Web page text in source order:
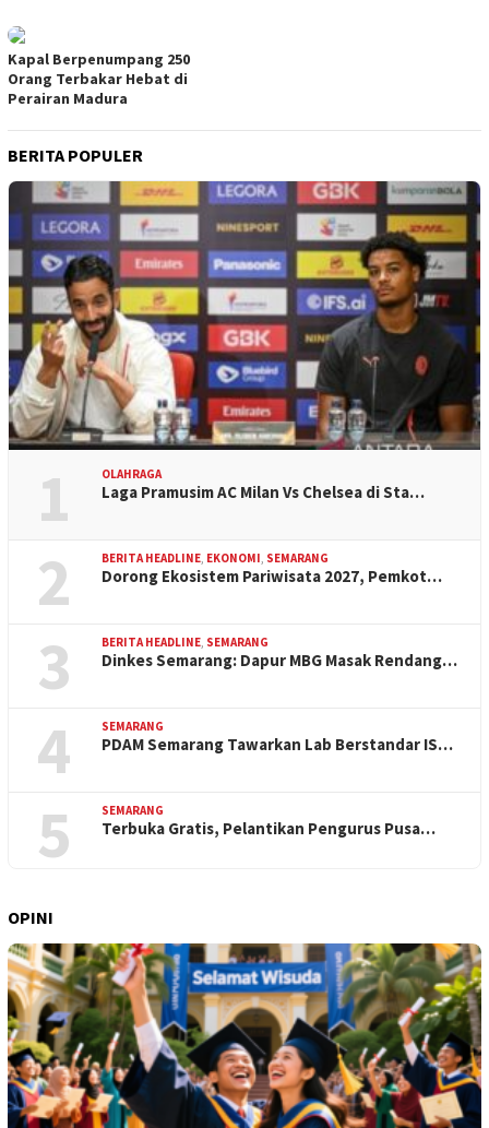
Kapal Berpenumpang 250
Orang Terbakar Hebat di
Perairan Madura
BERITA POPULER
1 OLAHRAGA
Laga Pramusim AC Milan Vs Chelsea di Sta…
2 BERITA HEADLINE EKONOMI SEMARANG
Dorong Ekosistem Pariwisata 2027, Pemkot…
3 BERITA HEADLINE SEMARANG
Dinkes Semarang: Dapur MBG Masak Rendang…
4 SEMARANG
PDAM Semarang Tawarkan Lab Berstandar IS…
5 SEMARANG
Terbuka Gratis, Pelantikan Pengurus Pusa…
OPINI